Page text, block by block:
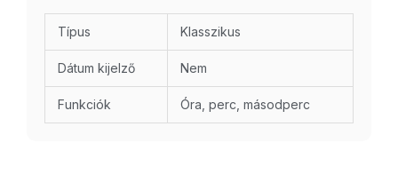
Típus Klasszikus
Dátum kijelző Nem
Funkciók Óra, perc, másodperc